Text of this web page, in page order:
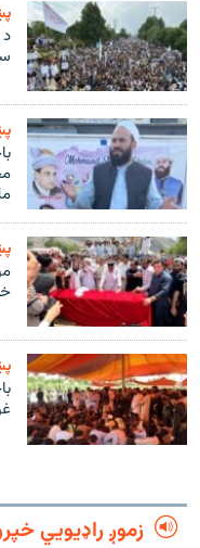
زموږ راډیويي